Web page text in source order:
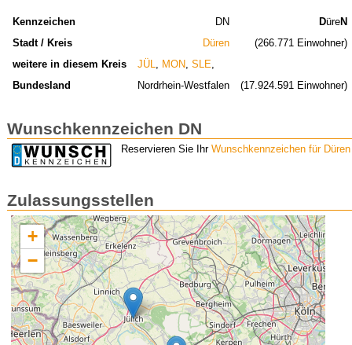
Kennzeichen DN DüreN
Stadt / Kreis
Düren
(266.771 Einwohner)
weitere in diesem Kreis
JÜL MON, SLE
Bundesland
Nordrhein-Westfalen (17.924.591 Einwohner)
Wunschkennzeichen DN
Reservieren Sie Ihr Wunschkennzeichen für Düren
Zulassungsstellen
+
−